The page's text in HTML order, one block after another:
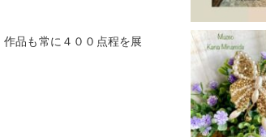
品も常に４００点程を展